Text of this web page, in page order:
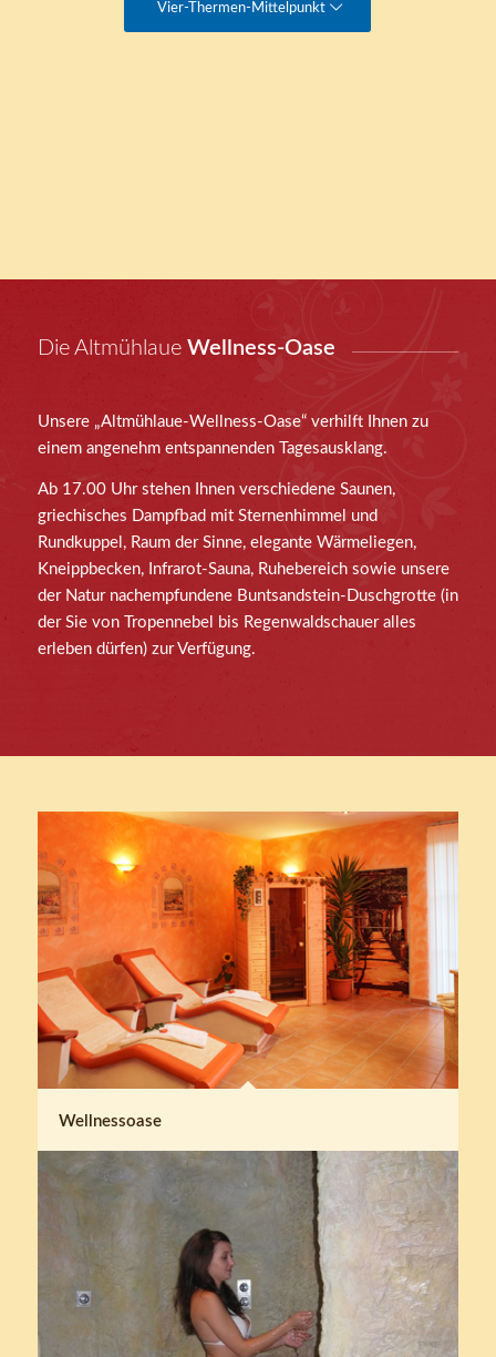
Vier-Thermen-Mittelpunkt
Die Altmühlaue Wellness-Oase
Unsere „Altmühlaue-Wellness-Oase“ verhilft Ihnen zu
einem angenehm entspannenden Tagesausklang.
Ab 17.00 Uhr stehen Ihnen verschiedene Saunen,
griechisches Dampfbad mit Sternenhimmel und
Rundkuppel, Raum der Sinne, elegante Wärmeliegen,
Kneippbecken, Infrarot-Sauna, Ruhebereich sowie unsere
der Natur nachempfundene Buntsandstein-Duschgrotte (in
der Sie von Tropennebel bis Regenwaldschauer alles
erleben dürfen) zur Verfügung.
Wellnessoase